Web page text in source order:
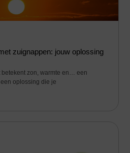
zuignappen: jouw oplossing
betekent zon, warmte en… een
oplossing die je